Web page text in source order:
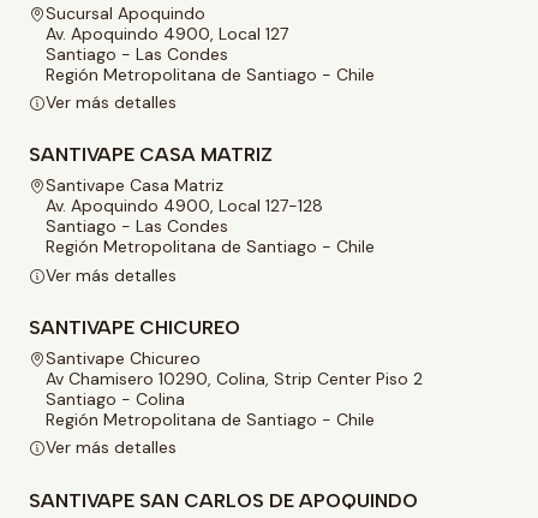
Sucursal Apoquindo
Av. Apoquindo 4900, Local 127
Santiago - Las Condes
Región Metropolitana de Santiago - Chile
Ver más detalles
SANTIVAPE CASA MATRIZ
Santivape Casa Matriz
Av. Apoquindo 4900, Local 127-128
Santiago - Las Condes
Región Metropolitana de Santiago - Chile
Ver más detalles
SANTIVAPE CHICUREO
Santivape Chicureo
Av Chamisero 10290, Colina, Strip Center Piso 2
Santiago - Colina
Región Metropolitana de Santiago - Chile
Ver más detalles
SANTIVAPE SAN CARLOS DE APOQUINDO